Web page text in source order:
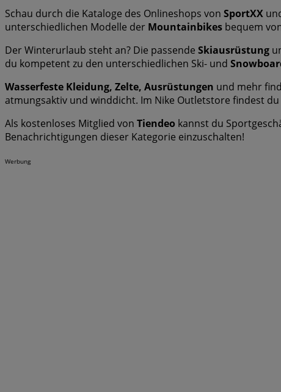
Schau durch die Kataloge des Onlineshops von SportXX
unterschiedlichen Modelle der Mountainbikes bequem
Der Winterurlaub steht an? Die passende Skiausrüstung
du kompetent zu den unterschiedlichen Ski- und
Wasserfeste Kleidung, Zelte, Ausrüstungen und mehr
atmungsaktiv und winddicht. Im Nike Outletstore findest du
Als kostenloses Mitglied von Tiendeo kannst du
Benachrichtigungen dieser Kategorie einzuschalten!
Werbung